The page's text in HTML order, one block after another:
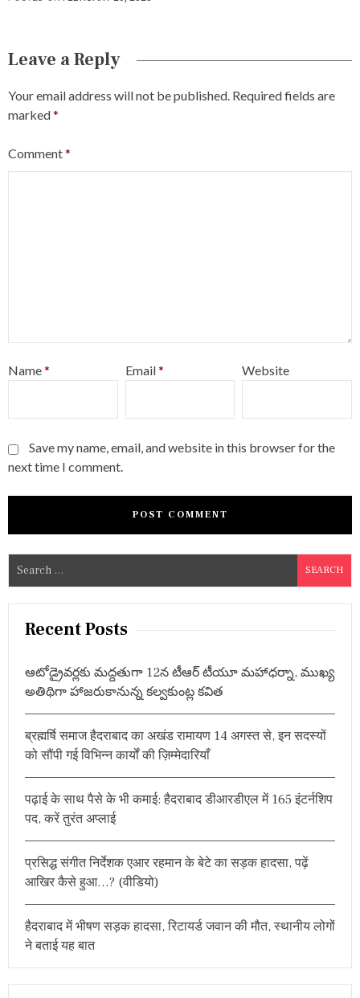
Leave a Reply
Your email address will not be published. Required fields are
marked*
Comment*
Name* Email* Website
Save my name, email, and website in this browser for the
next time I comment.
e
a
Recent Posts
ఆటోడ్రైవర్లకు మద్దతుగా 12న టీఆర్ టీయూ మహాధర్నా, ముఖ్య
అతిథిగా హాజరుకానున్న కల్వకుంట్ల కవిత
ब्रह्मर्षि समाज हैदराबाद का अखंड रामायण 14 अगस्त से, इन सदस्यों
को सौंपी गई विभिन्न कार्यों की ज़िम्मेदारियाँ
पढ़ाई के साथ पैसे के भी कमाई: हैदराबाद डीआरडीएल में 165 इंटर्नशिप
पद, करें तुरंत अप्लाई
प्रसिद्ध संगीत निर्देशक एआर रहमान के बेटे का सड़क हादसा, पढ़ें
आखिर कैसे हुआ…? (वीडियो)
हैदराबाद में भीषण सड़क हादसा, रिटायर्ड जवान की मौत, स्थानीय लोगों
ने बताई यह बात